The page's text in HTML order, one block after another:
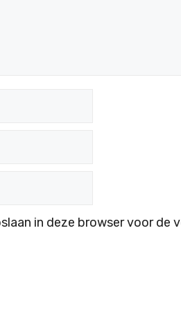
in deze browser voor de